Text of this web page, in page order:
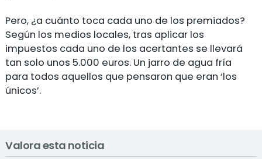
Pero, ¿a cuánto toca cada uno de los premiados?
Según los medios locales, tras aplicar los
impuestos cada uno de los acertantes se llevará
tan solo unos 5.000 euros. Un jarro de agua fría
para todos aquellos que pensaron que eran ‘los
únicos’.
Valora esta noticia